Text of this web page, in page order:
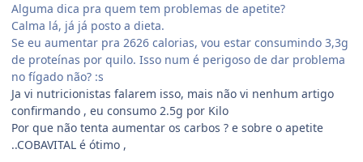
Alguma dica pra quem tem problemas de apetite?
Calma lá, já já posto a dieta.
Se eu aumentar pra 2626 calorias, vou estar consumindo 3,3g
de proteínas por quilo. Isso num é perigoso de dar problema
no fígado não? :s
Ja vi nutricionistas falarem isso, mais não vi nenhum artigo
confirmando , eu consumo 2.5g por Kilo
Por que não tenta aumentar os carbos ? e sobre o apetite
..COBAVITAL é ótimo ,